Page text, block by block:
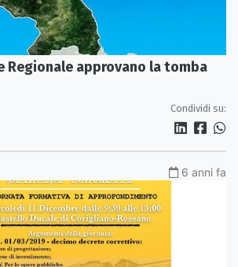
Regionale approvano la tomba
Condividi su:
6 anni fa